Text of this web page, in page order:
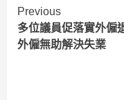
Continue
Reading
Previous
多位議員促落實外僱
外僱無助解決失業